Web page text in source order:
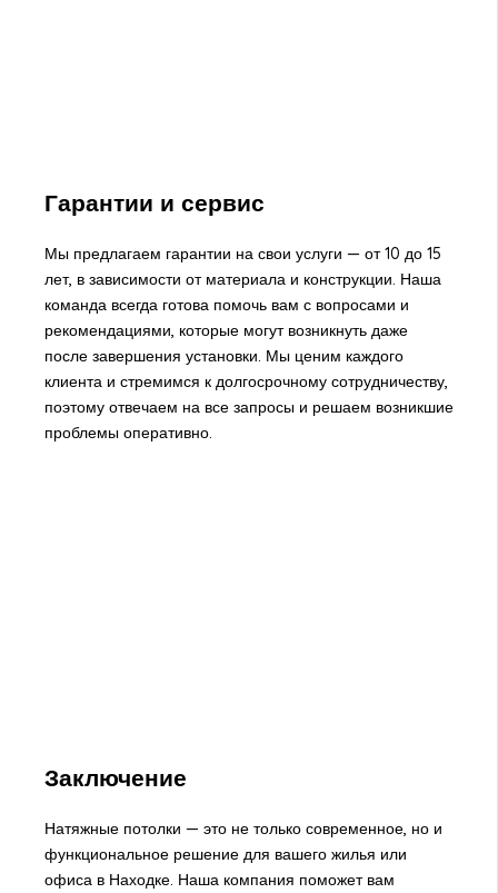
Гарантии и сервис
Мы предлагаем гарантии на свои услуги — от 10 до 15
лет, в зависимости от материала и конструкции. Наша
команда всегда готова помочь вам с вопросами и
рекомендациями, которые могут возникнуть даже
после завершения установки. Мы ценим каждого
клиента и стремимся к долгосрочному сотрудничеству,
поэтому отвечаем на все запросы и решаем возникшие
проблемы оперативно.
Заключение
Натяжные потолки — это не только современное, но и
функциональное решение для вашего жилья или
офиса в Находке. Наша компания поможет вам